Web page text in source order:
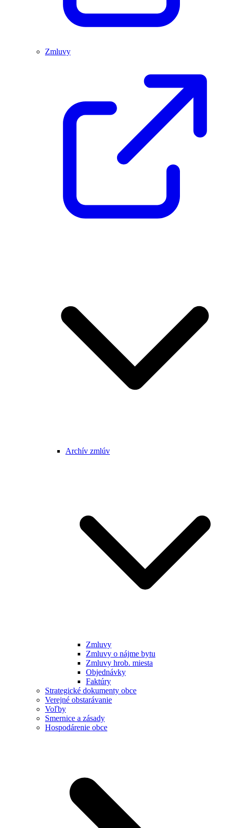
Zmluvy
Archív zmlúv
Zmluvy
Zmluvy o nájme bytu
Zmluvy hrob. miesta
Objednávky
Faktúry
Strategické dokumenty obce
Verejné obstarávanie
Voľby
Smernice a zásady
Hospodárenie obce